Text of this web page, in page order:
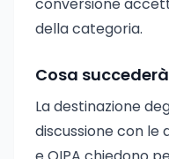
della categoria.
Cosa
La destinazione
discussione con le